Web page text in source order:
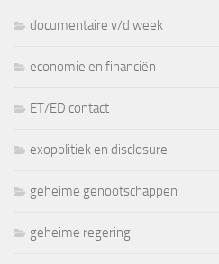
documentaire v/d week
economie en financiën
ET/ED contact
exopolitiek en disclosure
geheime genootschappen
geheime regering